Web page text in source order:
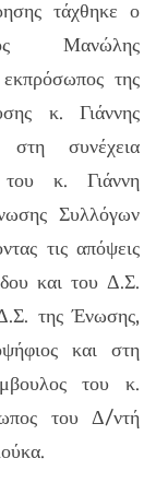
τάχθηκε ο
Μανώλης
της
κ. Γιάννης
συνέχεια
του κ. Γιάννη
Συλλόγων
τις απόψεις
και του Δ.Σ.
της Ένωσης,
και στη
του κ.
του Δ/ντή